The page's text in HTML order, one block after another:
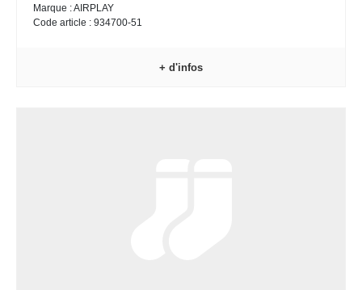
Marque : AIRPLAY
Code article : 934700-51
+ d'infos